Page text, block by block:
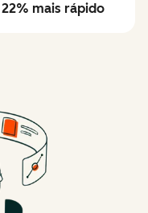
mais rápido